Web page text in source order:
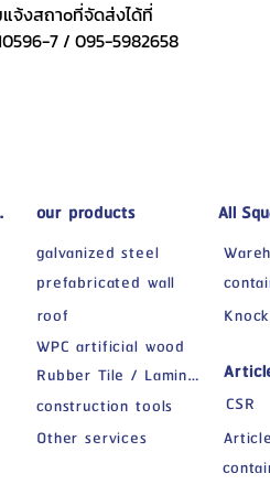
จ้งสถาoที่จัดส่งได้ที่
7 / 095-5982658
our products
galvanized steel
prefabricated wall
roof
WPC artificial wood
Rubber Tile / Laminate
construction tools
Other services
CSR